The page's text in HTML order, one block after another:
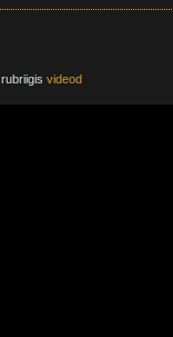
rubriigis videod